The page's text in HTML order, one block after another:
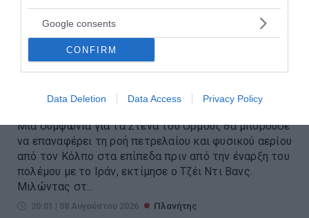
Google consents
CONFIRM
Data Deletion Data Access Privacy Policy
Βανς: «Η Συμφωνία για το
Ορμούζ θα μπορούσε να
επαναφέρει τη ροή πετρελαίου
στα προπολεμικά επίπεδα»
Μια συμφωνία για τα Στενά του Ορμούζ θα μπορούσε
να επαναφέρει τη ροή πετρελαίου και φυσικού αερίου
από τον Κόλπο στα επίπεδα πριν από την έναρξη του
πολέμου με το Ιράν, εκτίμησε ο Τζέι Ντι Βανς.
Μιλώντας στ...
20:01 | 08 Αυγούστου 2026 Πλανήτης